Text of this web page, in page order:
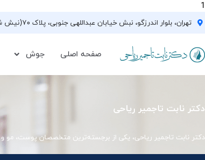
1
تهران، بلوار اندرزگو، نبش خیابان عبداللهی جنوبی، پلاک ۷۰(نیش شیرینی فروشی نیشکر)، واحد ۳۳ ، طبقه ۵
صفحه اصلی جوش
دکتر نابت تاجمیر ریاحی
دکتر نابت تاجمیر ریاحی، یکی از برجسته‌ترین متخصصان پوست، مو